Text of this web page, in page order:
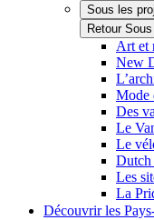
Sous les
Retour
Art et
New
Mode
Des
Le
Le
Dutch
Les
La
Découvrir les